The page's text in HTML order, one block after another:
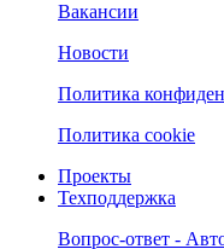
Вакансии
Новости
Политика
Политика cookie
Проекты
Техподдержка
Вопрос-ответ -